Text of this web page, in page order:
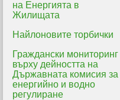
на Енергията в
Жилищата
Найлоновите торбички
Граждански мониторинг
върху дейността на
Държавната комисия за
енергийно и водно
регулиране